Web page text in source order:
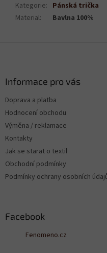
Kategorie: Pánská trička
Material: Bavlna 100%
Informace pro vás
Doprava a platba
Hodnocení obchodu
Výměna / reklamace
Kontakty
Jak se starat o textil
Obchodní podmínky
Podmínky ochrany osobních
Facebook
Fenomeno.cz